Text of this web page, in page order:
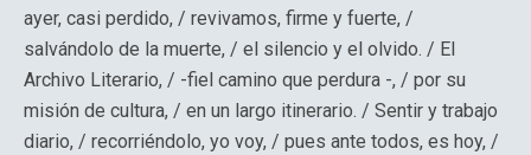
ayer, casi perdido, / revivamos, firme y fuerte, /
salvándolo de la muerte, / el silencio y el olvido. / El
Archivo Literario, / -fiel camino que perdura -, / por su
misión de cultura, / en un largo itinerario. / Sentir y trabajo
diario, / recorriéndolo, yo voy, / pues ante todos, es hoy, /